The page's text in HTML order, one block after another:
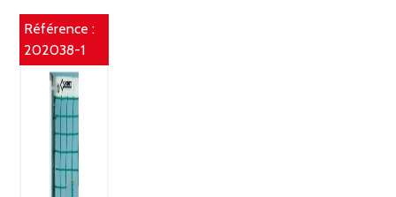
Référence :
202038-1